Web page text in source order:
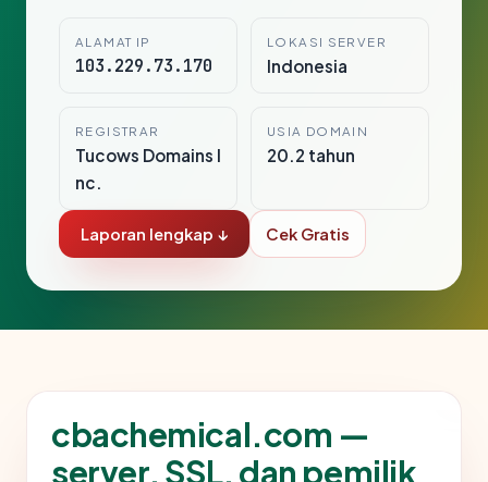
ALAMAT IP
103.229.73.170
LOKASI SERVER
Indonesia
REGISTRAR
Tucows Domains I
nc.
USIA DOMAIN
20.2 tahun
Laporan lengkap ↓ Cek Gratis
cbachemical.com —
server, SSL, dan pemilik